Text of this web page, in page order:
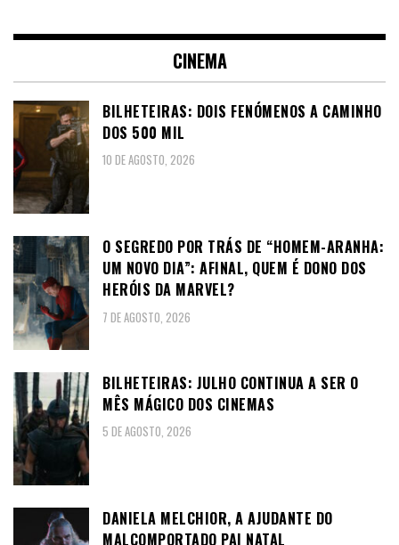
CINEMA
BILHETEIRAS: DOIS FENÓMENOS A CAMINHO
DOS 500 MIL
10 DE AGOSTO, 2026
O SEGREDO POR TRÁS DE “HOMEM-ARANHA:
UM NOVO DIA”: AFINAL, QUEM É DONO DOS
HERÓIS DA MARVEL?
7 DE AGOSTO, 2026
BILHETEIRAS: JULHO CONTINUA A SER O
MÊS MÁGICO DOS CINEMAS
5 DE AGOSTO, 2026
DANIELA MELCHIOR, A AJUDANTE DO
MALCOMPORTADO PAI NATAL